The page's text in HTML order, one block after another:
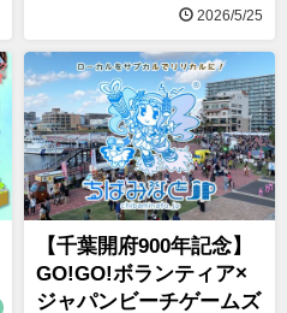
2026/5/25
【千葉開府900年記念】
GO!GO!ボランティア×
ジャパンビーチゲームズ